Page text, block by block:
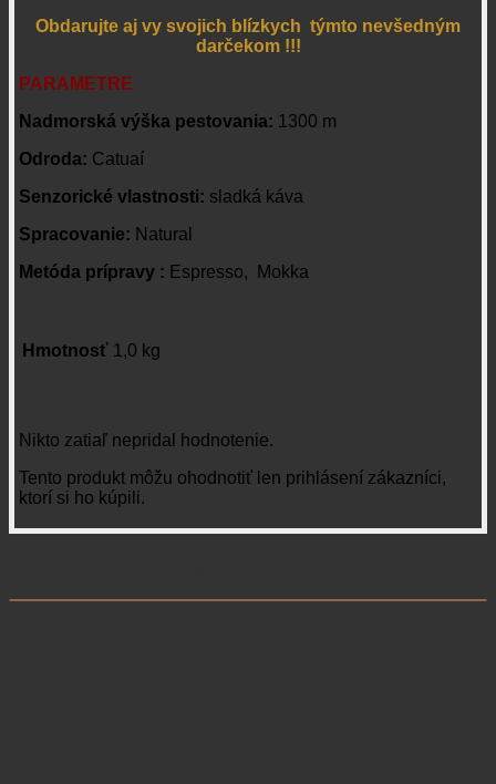
Obdarujte aj vy svojich blízkych týmto nevšedným
darčekom !!!
PARAMETRE
Nadmorská výška pestovania: 1300 m
Odroda: Catuaí
Senzorické vlastnosti: sladká káva
Spracovanie: Natural
Metóda prípravy : Espresso, Mokka
Hmotnosť 1,0 kg
Nikto zatiaľ nepridal hodnotenie.
Tento produkt môžu ohodnotiť len prihlásení zákazníci,
ktorí si ho kúpili.